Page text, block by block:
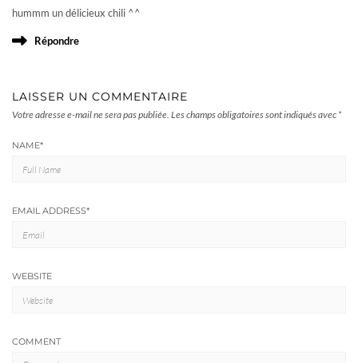
hummm un délicieux chili ^^
Répondre
LAISSER UN COMMENTAIRE
Votre adresse e-mail ne sera pas publiée. Les champs obligatoires sont indiqués avec *
NAME*
EMAIL ADDRESS*
WEBSITE
COMMENT